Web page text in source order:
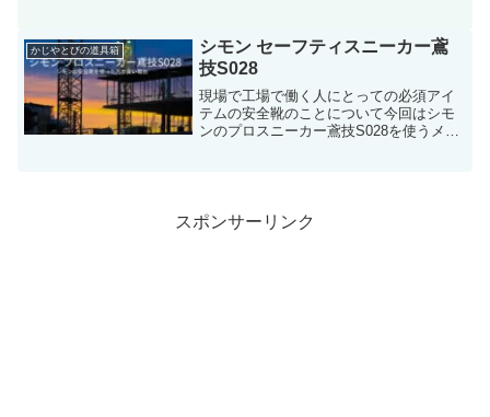
かじやとびの道具箱
シモン セーフティスニーカー鳶
技S028
現場で工場で働く人にとっての必須アイ
テムの安全靴のことについて今回はシモ
ンのプロスニーカー鳶技S028を使うメリ
スポンサーリンク